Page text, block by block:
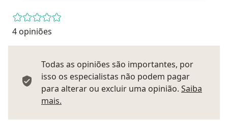
4 opiniões
Todas as opiniões são importantes, por
isso os especialistas não podem pagar
para alterar ou excluir uma opinião. Saiba
mais.